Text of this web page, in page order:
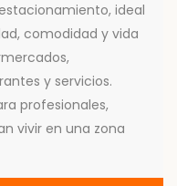
ideal
comodidad y vida
y servicios.
profesionales,
vivir en una zona